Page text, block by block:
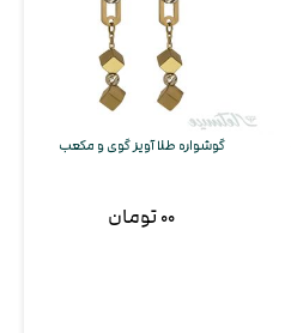
گوشواره طلا آویز گوی و مکعب
۰۰ تومان